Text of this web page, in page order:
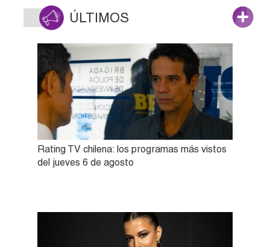
ÚLTIMOS
Rating TV chilena: los programas más vistos
del jueves 6 de agosto